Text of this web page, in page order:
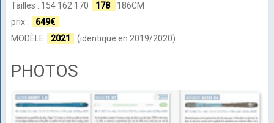
Tailles : 154 162 170
178
186CM
prix :
649€
MODÈLE
2021 (identique en 2019/2020)
PHOTOS